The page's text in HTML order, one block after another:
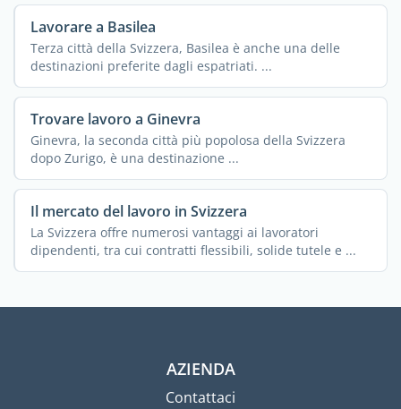
Lavorare a Basilea
Terza città della Svizzera, Basilea è anche una delle
destinazioni preferite dagli espatriati. ...
Trovare lavoro a Ginevra
Ginevra, la seconda città più popolosa della Svizzera
dopo Zurigo, è una destinazione ...
Il mercato del lavoro in Svizzera
La Svizzera offre numerosi vantaggi ai lavoratori
dipendenti, tra cui contratti flessibili, solide tutele e ...
AZIENDA
Contattaci